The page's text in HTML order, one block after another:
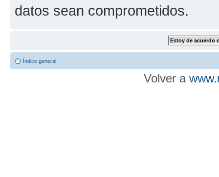
datos sean comprometidos.
Índice general
Volver a